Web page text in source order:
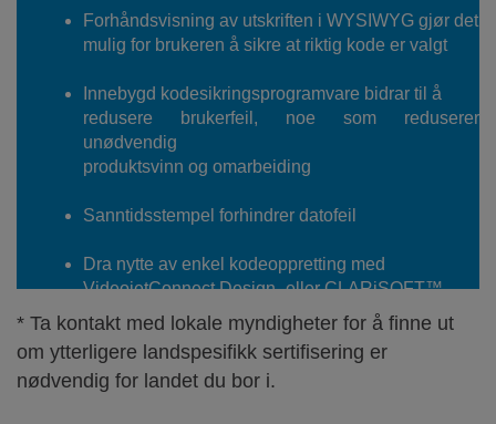
Forhåndsvisning av utskriften i WYSIWYG gjør det
mulig for brukeren å sikre at riktig kode er valgt
Innebygd kodesikringsprogramvare bidrar til å
redusere brukerfeil, noe som reduserer
unødvendig
produktsvinn og omarbeiding
Sanntidsstempel forhindrer datofeil
Dra nytte av enkel kodeoppretting med
VideojetConnect Design- eller CLARiSOFT™-
programvaren
* Ta kontakt med lokale myndigheter for å finne ut
om ytterligere landspesifikk sertifisering er
nødvendig for landet du bor i.